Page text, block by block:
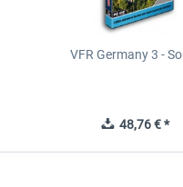
VFR Germany 3 -
48,76 € *